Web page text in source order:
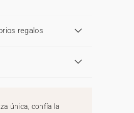
regalos
única, confía la